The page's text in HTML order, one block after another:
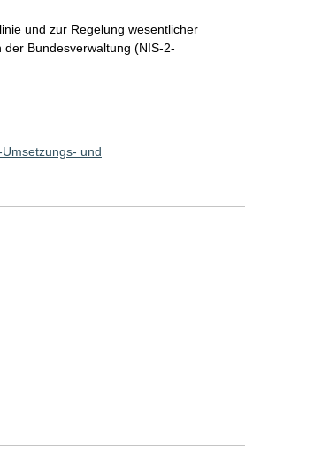
und zur Regelung wesentlicher
Bundesverwaltung (NIS-2-
und